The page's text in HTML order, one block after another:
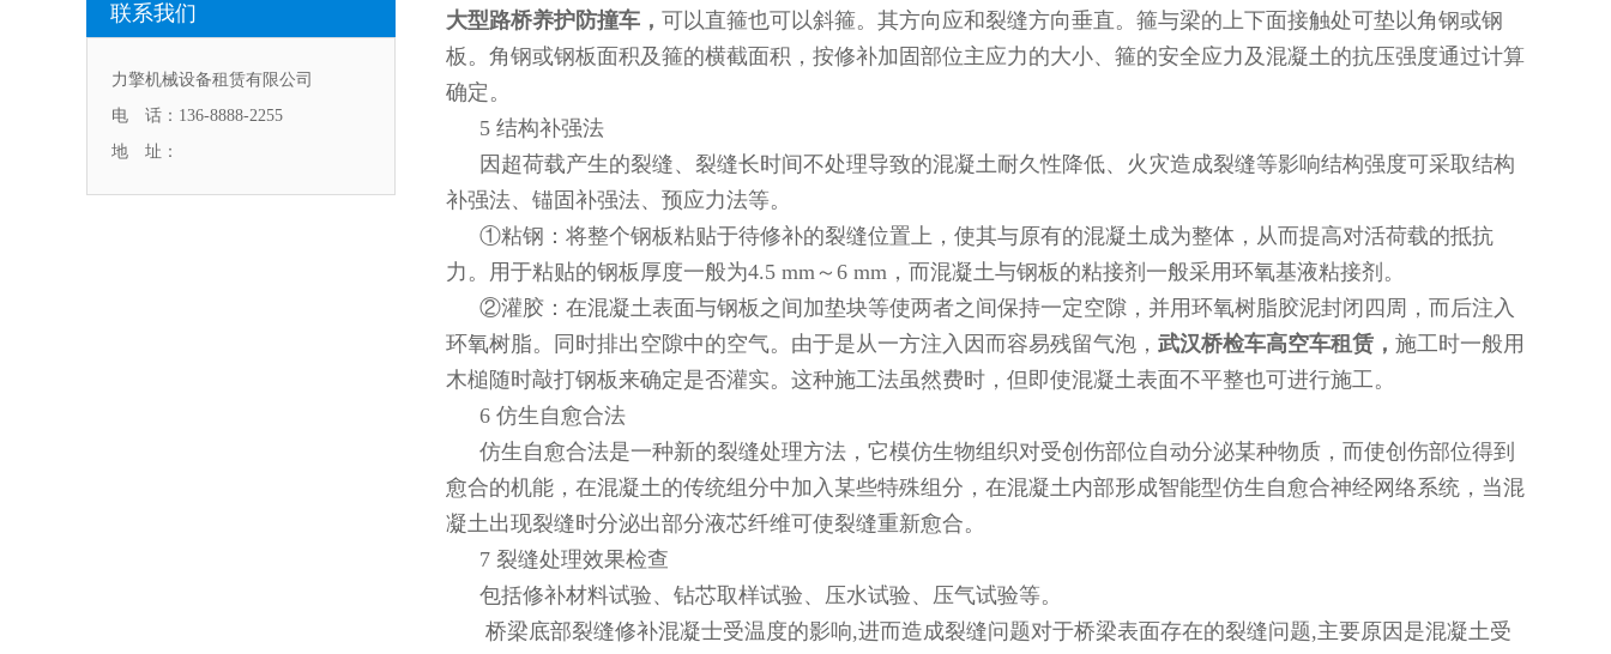
联系我们
力擎机械设备租赁有限公司
电 话：136-8888-2255
地 址：
大型路桥养护防撞车， 可以直箍也可以斜箍。其方向应和裂缝方向垂直。箍与梁的上下面接触处可垫以角钢或钢
板。角钢或钢板面积及箍的横截面积，按修补加固部位主应力的大小、箍的安全应力及混凝土的抗压强度通过计算
确定。
5 结构补强法
因超荷载产生的裂缝、裂缝长时间不处理导致的混凝土耐久性降低、火灾造成裂缝等影响结构强度可采取结构
补强法、锚固补强法、预应力法等。
①粘钢：将整个钢板粘贴于待修补的裂缝位置上，使其与原有的混凝土成为整体，从而提高对活荷载的抵抗
力。用于粘贴的钢板厚度一般为4.5 mm～6 mm，而混凝土与钢板的粘接剂一般采用环氧基液粘接剂。
②灌胶：在混凝土表面与钢板之间加垫块等使两者之间保持一定空隙，并用环氧树脂胶泥封闭四周，而后注入
环氧树脂。同时排出空隙中的空气。由于是从一方注入因而容易残留气泡， 武汉桥检车高空车租赁， 施工时一般用
木槌随时敲打钢板来确定是否灌实。这种施工法虽然费时，但即使混凝土表面不平整也可进行施工。
6 仿生自愈合法
仿生自愈合法是一种新的裂缝处理方法，它模仿生物组织对受创伤部位自动分泌某种物质，而使创伤部位得到
愈合的机能，在混凝土的传统组分中加入某些特殊组分，在混凝土内部形成智能型仿生自愈合神经网络系统，当混
凝土出现裂缝时分泌出部分液芯纤维可使裂缝重新愈合。
7 裂缝处理效果检查
包括修补材料试验、钻芯取样试验、压水试验、压气试验等。
桥梁底部裂缝修补混凝士受温度的影响,进而造成裂缝问题对于桥梁表面存在的裂缝问题,主要原因是混凝土受